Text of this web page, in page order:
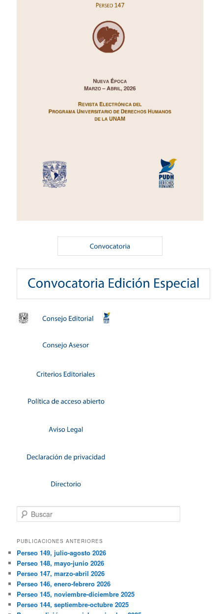
Buscar
PUBLICACIONES ANTERIORES
Perseo 149, julio-agosto 2026
Perseo 148, mayo-junio 2026
Perseo 147, marzo-abril 2026
Perseo 146, enero-febrero 2026
Perseo 145, noviembre-diciembre 2025
Perseo 144, septiembre-octubre 2025